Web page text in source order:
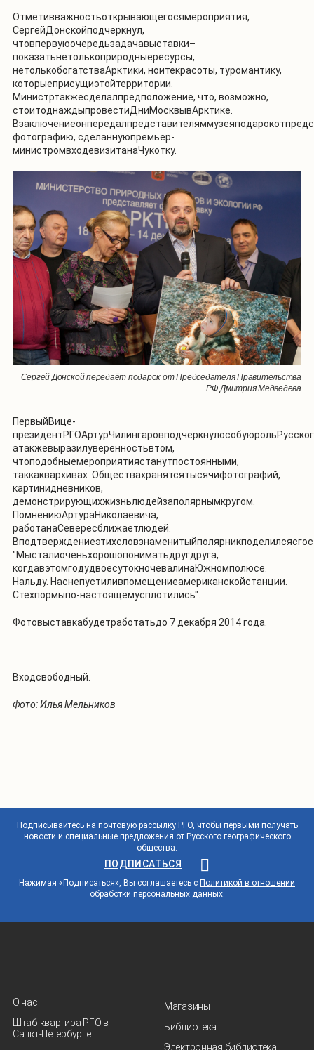
Отметивважностьоткрывающегосямероприятия,
СергейДонскойподчеркнул,
чтовпервуюочередьзадачавыставки–
показатьнетолькоприродныересурсы,
нетолькобогатстваАрктики, ноитекрасоты, туромантику,
которыеприсущиэтойтерритории.
Министртакжесделалпредположение, что, возможно,
стоитоднаждыпровестиДниМосквывАрктике.
фотографию, сделаннуюпремьер-
министромвходевизитанаЧукотку.
Сергей Донской передаёт подарок от Председателя Правительства
РФ Дмитрия Медведева
ПервыйВице-
атакжевыразилуверенностьвтом,
чтоподобныемероприятиястанутпостоянными,
таккаквархивах Обществахранятсятысячифотографий,
картинидневников,
демонстрирующихжизньлюдейзаполярнымкругом.
ПомнениюАртураНиколаевича,
работанаСевересближаетлюдей.
"Мысталиоченьхорошопониматьдругдруга,
когдавэтомгодудвоесутокночевалинаЮжномполюсе.
Нальду. Наснепустиливпомещениеамериканскойстанции.
Стехпормыпо-настоящемусплотились".
Фотовыставкабудетработатьдо 7 декабря 2014 года.
Входсвободный.
Фото: Илья Мельников
Подписывайтесь на почтовую рассылку РГО, чтобы первыми получать
новости и специальные предложения от Русского географического
общества.
ПОДПИСАТЬСЯ
Нажимая «Подписаться», Вы соглашаетесь с Политикой в отношении
обработки персональных данных.
О нас
Штаб-квартира РГО в
Санкт‑Петербурге
Магазины
Библиотека
Электронная библиотека